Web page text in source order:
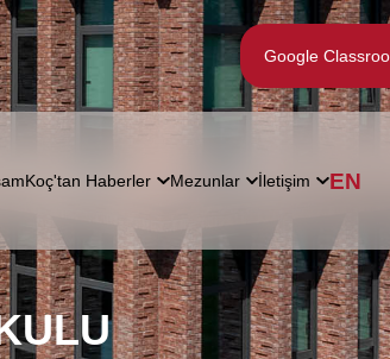
Google
Koç'tan Haberler Mezunlar İletişim EN